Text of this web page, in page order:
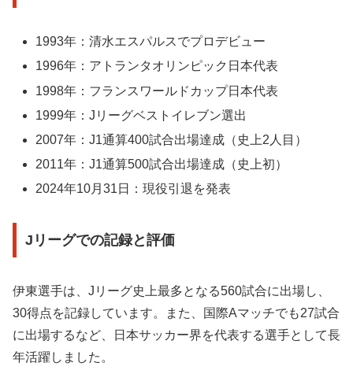
1993年：清水エスパルスでプロデビュー
1996年：アトランタオリンピック日本代表
1998年：フランスワールドカップ日本代表
1999年：Jリーグベストイレブン選出
2007年：J1通算400試合出場達成（史上2人目）
2011年：J1通算500試合出場達成（史上初）
2024年10月31日：現役引退を発表
Jリーグでの記録と評価
伊東選手は、Jリーグ史上最多となる560試合に出場し、
30得点を記録しています。また、国際Aマッチでも27試合
に出場するなど、日本サッカー界を代表する選手として長
年活躍しました。